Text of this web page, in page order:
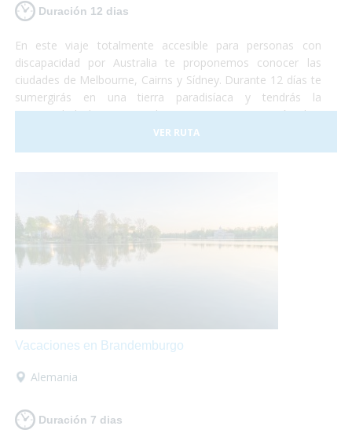
Duración 12 dias
En este viaje totalmente accesible para personas con
discapacidad por Australia te proponemos conocer las
ciudades de Melbourne, Cairns y Sídney. Durante 12 días te
sumergirás en una tierra paradisíaca y tendrás la
oportunidad de conocer los imponentes 12 apóstoles,
nadar en la gran barrera de coral, conocer la fauna local y
pasar unos días fantásticos en la ciudad de
VER RUTA
Vacaciones en Brandemburgo
Alemania
Duración 7 dias